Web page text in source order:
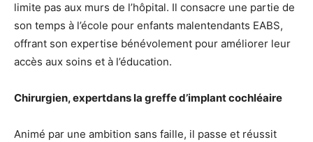
limite pas aux murs de l’hôpital. Il consacre une partie de
son temps à l’école pour enfants malentendants EABS,
offrant son expertise bénévolement pour améliorer leur
accès aux soins et à l’éducation.
Chirurgien, expertdans la greffe d’implant cochléaire
Animé par une ambition sans faille, il passe et réussit